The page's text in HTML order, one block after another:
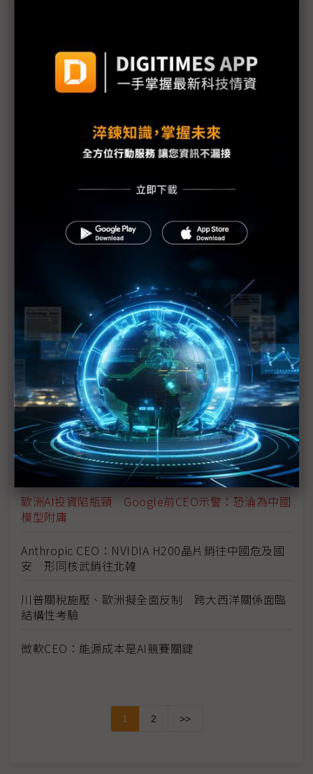
性應用落地
格陵蘭危機現轉機 川普稱與北約達成協議框架、撤
黃仁勳：AI投資迎史上最大基建熱潮 帶動「新藍領
AI新創看向企業戰場 OpenAI、Anthropic拚穩定金
中國審查H200放行之際 傳黃仁勳春節前訪中
中美貿易談判再起 川普4月訪中前有望達成新協議
加拿大總理開火川普 籲全球中等國家團結抵抗「美
法國總統馬克宏籲歐盟強化主權自主 齊心抗美國威
G42 CEO：阿聯躍升全球AI核心戰場 NVIDIA、超微
先進AI晶片即將運抵
DeepMind CEO：DeepSeek熱潮被高估 中國擅長
追趕但未創新超前
歐洲AI投資陷瓶頸 Google前CEO示警：恐淪為中國
模型附庸
Anthropic CEO：NVIDIA H200晶片銷往中國危及國
安 形同核武銷往北韓
川普關稅施壓、歐洲擬全面反制 跨大西洋關係面臨
結構性考驗
微軟CEO：能源成本是AI競賽關鍵
1 2 >>